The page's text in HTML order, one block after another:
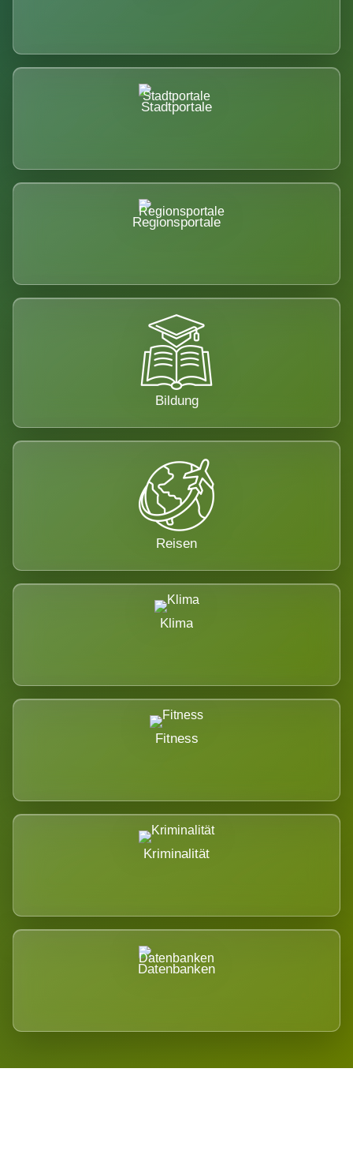
Stadtportale
Regionsportale
Bildung
Reisen
Klima
Fitness
Kriminalität
Datenbanken